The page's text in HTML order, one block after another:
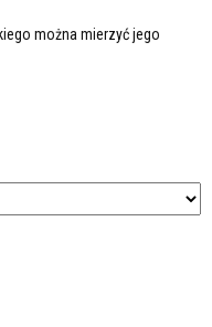
można mierzyć jego